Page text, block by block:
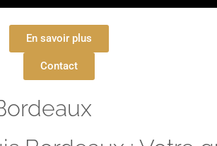
En savoir plus
Contact